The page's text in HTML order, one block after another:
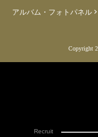
アルバム・フォトパネル
Copyright
Recruit